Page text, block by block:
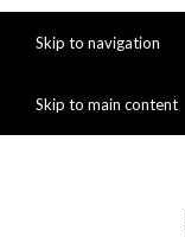
Skip to navigation
Skip to main content